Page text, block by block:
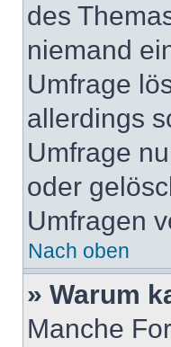
des
niemand
Umfrage
allerdings
Umfrage
oder
Umfragen
Nach oben
» Warum
Manche